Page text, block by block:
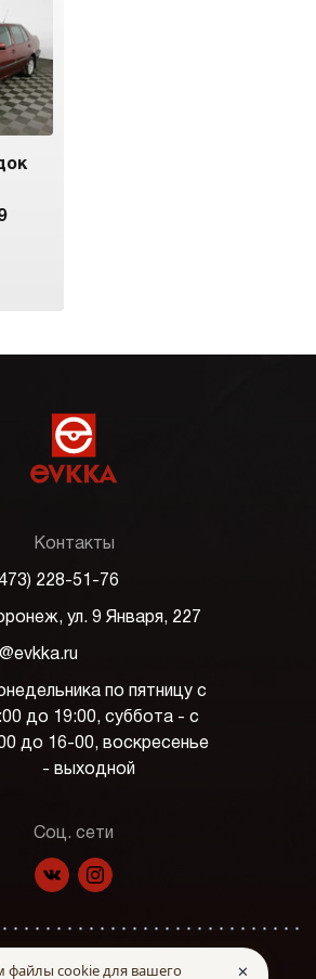
Контакты
228-51-76
ул. 9 Января, 227
по пятницу с
до 19:00, суббота - с
до 16-00, воскресенье
- выходной
Соц. сети
f p
защищены. 2026 г.
файлы cookie для вашего ✕